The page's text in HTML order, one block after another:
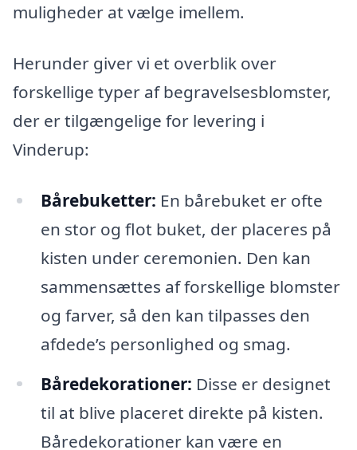
muligheder at vælge imellem.
Herunder giver vi et overblik over
forskellige typer af begravelsesblomster,
der er tilgængelige for levering i
Vinderup:
Bårebuketter: En bårebuket er ofte
en stor og flot buket, der placeres på
kisten under ceremonien. Den kan
sammensættes af forskellige blomster
og farver, så den kan tilpasses den
afdede’s personlighed og smag.
Båredekorationer: Disse er designet
til at blive placeret direkte på kisten.
Båredekorationer kan være en